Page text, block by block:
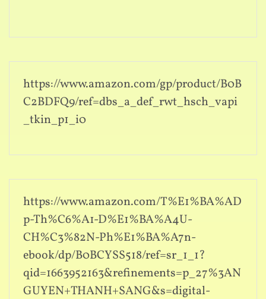
https://www.amazon.com/gp/product/B0B
C2BDFQ9/ref=dbs_a_def_rwt_hsch_vapi
_tkin_p1_i0
https://www.amazon.com/T%E1%BA%AD
p-Th%C6%A1-D%E1%BA%A4U-
CH%C3%82N-Ph%E1%BA%A7n-
ebook/dp/B0BCYSS518/ref=sr_1_1?
qid=1663952163&refinements=p_27%3AN
GUYEN+THANH+SANG&s=digital-